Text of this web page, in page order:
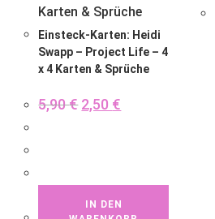
Einsteck-Karten: Heidi
Swapp – Project Life – 4
x 4 Karten & Sprüche
5,90€ 2,50 €
IN DEN